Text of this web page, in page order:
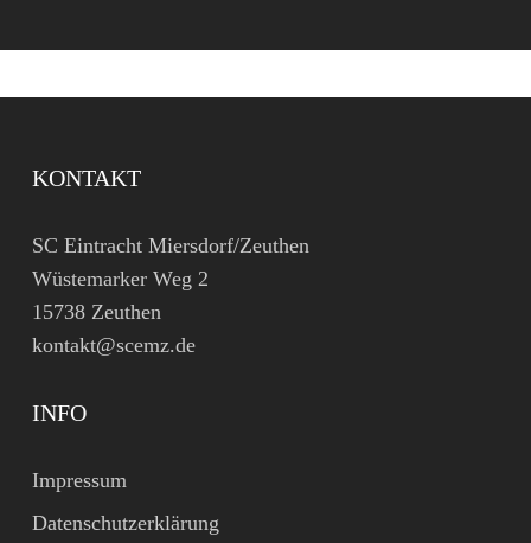
KONTAKT
SC Eintracht Miersdorf/Zeuthen
Wüstemarker Weg 2
15738 Zeuthen
kontakt@scemz.de
INFO
Impressum
Datenschutzerklärung